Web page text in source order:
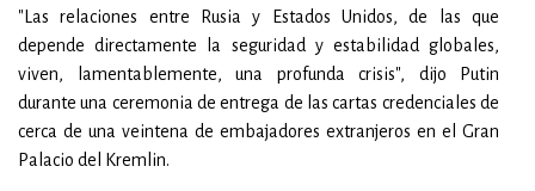
"Las relaciones entre Rusia y Estados Unidos, de las que
depende directamente la seguridad y estabilidad globales,
viven, lamentablemente, una profunda crisis", dijo Putin
durante una ceremonia de entrega de las cartas credenciales de
cerca de una veintena de embajadores extranjeros en el Gran
Palacio del Kremlin.